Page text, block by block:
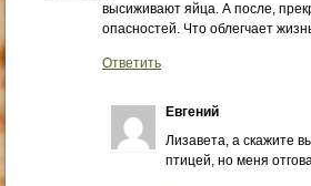
высиживают яйца. А после,
опасностей. Что облегчает
Ответить
Евгений
Лизавета, а скажите
птицей, но меня